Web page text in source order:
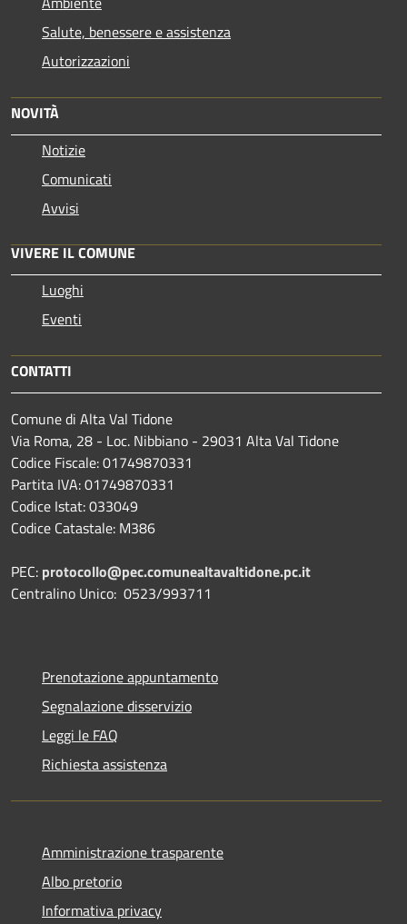
Salute, benessere e assistenza
Autorizzazioni
NOVITÀ
Notizie
Comunicati
Avvisi
VIVERE IL COMUNE
Luoghi
Eventi
CONTATTI
Comune di Alta Val Tidone
Via Roma, 28 - Loc. Nibbiano - 29031 Alta Val Tidone
Codice Fiscale: 01749870331
Partita IVA: 01749870331
Codice Istat: 033049
Codice Catastale: M386
PEC: protocollo@pec.comunealtavaltidone.pc.it
Centralino Unico: 0523/993711
Prenotazione appuntamento
Segnalazione disservizio
Leggi le FAQ
Richiesta assistenza
Amministrazione trasparente
Albo pretorio
Informativa privacy